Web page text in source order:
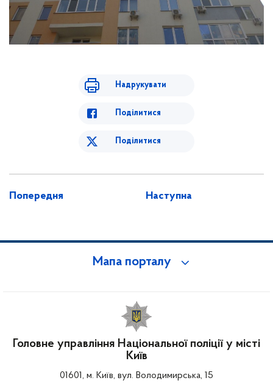
Надрукувати
Поділитися
Поділитися
Попередня Наступна
Мапа порталу
Головне управління Національної поліції у місті
Київ
01601, м. Київ, вул. Володимирська, 15